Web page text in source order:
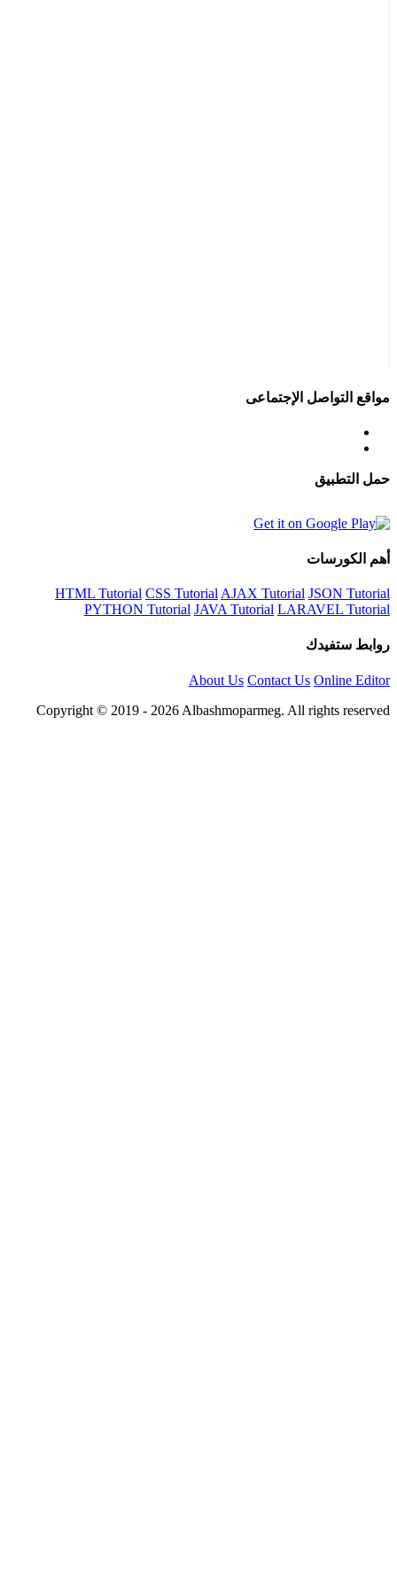
الإجتماعى
HTML Tutorial CSS Tutorial AJAX Tutorial
PYTHON Tutorial JAVA Tutorial
About Us Contact Us
Copyright © 2019 - 2026 Albashmoparmeg. All